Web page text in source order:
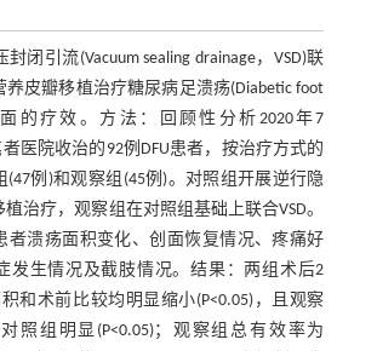
闭引流(Vacuum sealing drainage，VSD)联
皮瓣移植治疗糖尿病足溃疡(Diabetic foot
面的疗效。方法：回顾性分析2020年7
者医院收治的92例DFU患者，按治疗方式的
(47例)和观察组(45例)。对照组开展逆行隐
治疗，观察组在对照组基础上联合VSD。
者溃疡面积变化、创面恢复情况、疼痛好
发生情况及截肢情况。结果：两组术后2
和术前比较均明显缩小(P<0.05)，且观察
照组明显(P<0.05)；观察组总有效率为